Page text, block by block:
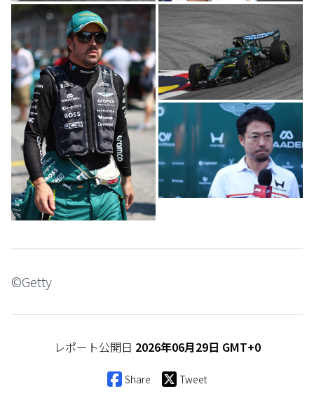
©Getty
レポート公開日 2026年06月29日 GMT+0
Share Tweet